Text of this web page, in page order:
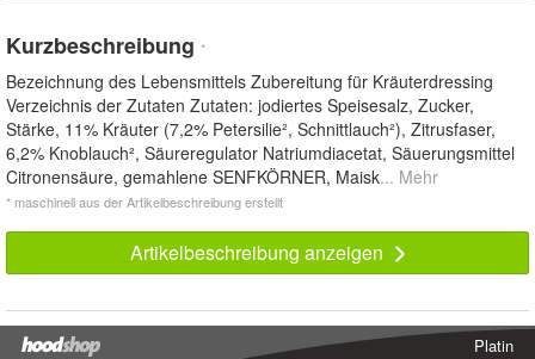
Kurzbeschreibung *
Bezeichnung des Lebensmittels Zubereitung für Kräuterdressing
Verzeichnis der Zutaten Zutaten: jodiertes Speisesalz, Zucker,
Stärke, 11% Kräuter (7,2% Petersilie², Schnittlauch²), Zitrusfaser,
6,2% Knoblauch², Säureregulator Natriumdiacetat, Säuerungsmittel
Citronensäure, gemahlene SENFKÖRNER, Maisk... Mehr
* maschinell aus der Artikelbeschreibung erstellt
Artikelbeschreibung anzeigen
Platin